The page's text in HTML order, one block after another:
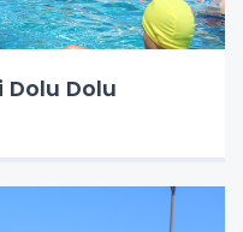
Dolu Dolu